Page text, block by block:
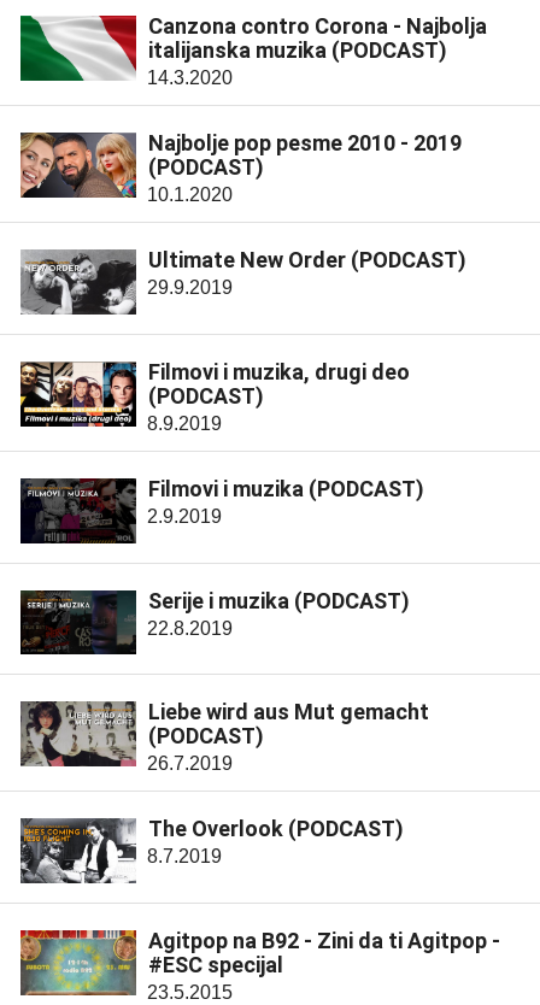
Canzona contro Corona - Najbolja
italijanska muzika (PODCAST)
14.3.2020
Najbolje pop pesme 2010 - 2019
(PODCAST)
10.1.2020
Ultimate New Order (PODCAST)
29.9.2019
Filmovi i muzika, drugi deo
(PODCAST)
8.9.2019
Filmovi i muzika (PODCAST)
2.9.2019
Serije i muzika (PODCAST)
22.8.2019
Liebe wird aus Mut gemacht
(PODCAST)
26.7.2019
The Overlook (PODCAST)
8.7.2019
Agitpop na B92 - Zini da ti Agitpop -
#ESC specijal
23.5.2015